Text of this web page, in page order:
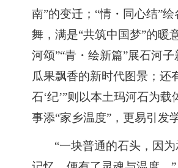
南”的变迁；“情・同心结”
舞，满是“共筑中国梦”的暖
河颂”“青・绘新篇”展石河
瓜果飘香的新时代图景；还
石‘纪’”则以本土玛河石为载
事添“家乡温度”，更易引发
“一块普通的石头，因